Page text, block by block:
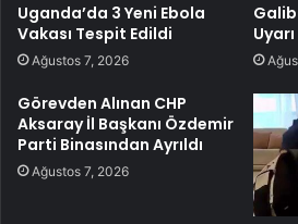
Uganda’da 3 Yeni Ebola
Vakası Tespit Edildi
Ağustos 7, 2026
Uyarı
Görevden Alınan CHP
Aksaray İl Başkanı Özdemir
Parti Binasından Ayrıldı
Ağustos 7, 2026